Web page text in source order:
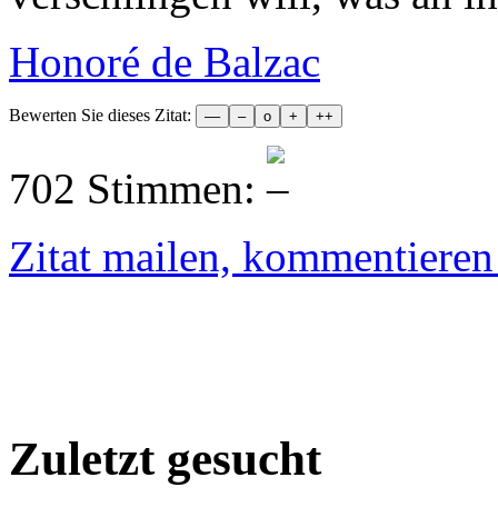
Honoré de Balzac
Bewerten Sie dieses Zitat:
702 Stimmen:
Zitat mailen,
Zuletzt gesucht